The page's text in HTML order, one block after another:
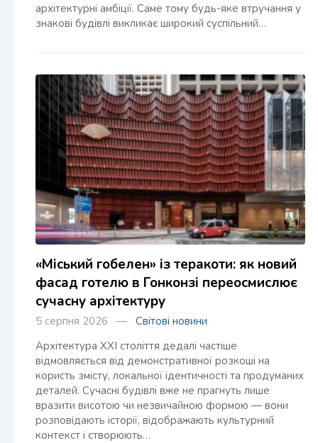
архітектурні амбіції. Саме тому будь-яке втручання у
знакові будівлі викликає широкий суспільний…
«Міський гобелен» із теракоти: як новий
фасад готелю в Гонконзі переосмислює
сучасну архітектуру
5 серпня 2026 — Світові новини
Архітектура XXI століття дедалі частіше
відмовляється від демонстративної розкоші на
користь змісту, локальної ідентичності та продуманих
деталей. Сучасні будівлі вже не прагнуть лише
вразити висотою чи незвичайною формою — вони
розповідають історії, відображають культурний
контекст і створюють…